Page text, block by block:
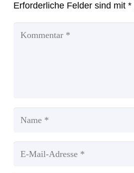
Erforderliche Felder sind mit *